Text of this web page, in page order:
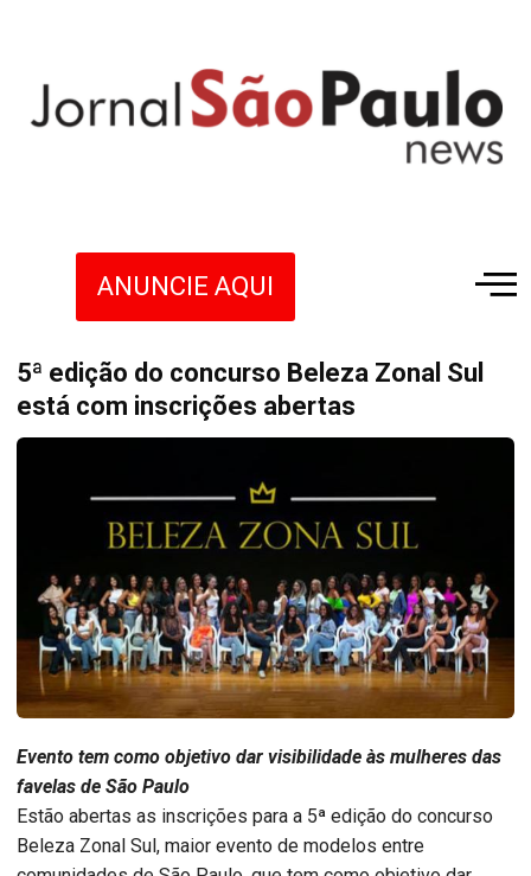
ANUNCIE AQUI
5ª edição do concurso Beleza Zonal Sul
está com inscrições abertas
Evento tem como objetivo dar visibilidade às mulheres das
favelas de São Paulo
Estão abertas as inscrições para a 5ª edição do concurso
Beleza Zonal Sul, maior evento de modelos entre